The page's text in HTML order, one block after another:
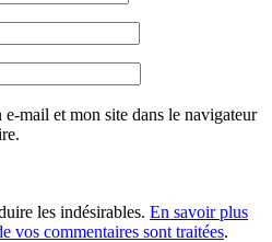
mail et mon site dans le navigateur
les indésirables. En savoir plus
vos commentaires sont traitées.